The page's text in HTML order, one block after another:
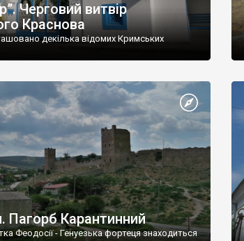
Черговий витвір
Краснова
декілька відомих Кримських
Пагорб Карантинний
Феодосії - Генуезька фортеця знаходиться